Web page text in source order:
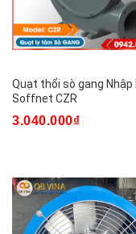
Quạt thổi sò gang Nhập
Soffnet CZR
3.040.000₫